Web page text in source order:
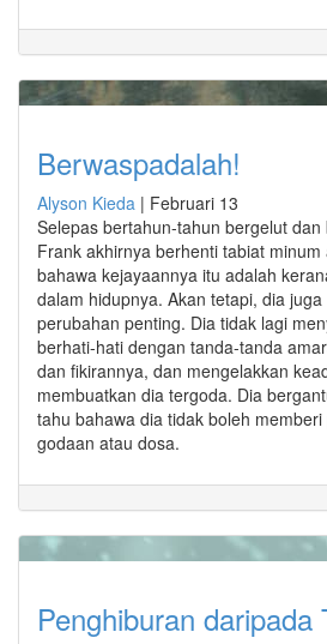
Berwaspadalah!
Alyson Kieda | Februari 13
Selepas bertahun-tahun bergelut
Frank akhirnya berhenti tabiat
bahawa kejayaannya itu adalah
dalam hidupnya. Akan tetapi, dia
perubahan penting. Dia tidak lagi
berhati-hati dengan tanda-tanda
dan fikirannya, dan mengelakkan
membuatkan dia tergoda. Dia
tahu bahawa dia tidak boleh
godaan atau dosa.
Penghiburan daripada